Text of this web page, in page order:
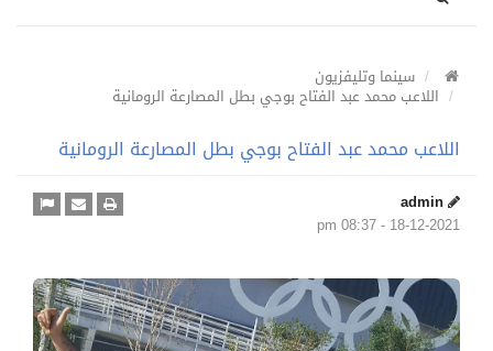
سينما وتليفزيون
اللاعب محمد عبد الفتاح بوجي بطل المصارعة الرومانية
اللاعب محمد عبد الفتاح بوجي بطل المصارعة الرومانية
admin
18-12-2021 - 08:37 pm